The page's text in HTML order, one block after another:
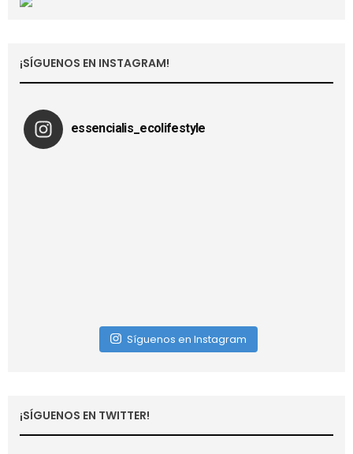
¡SÍGUENOS EN INSTAGRAM!
essencialis_ecolifestyle
Síguenos en Instagram
¡SÍGUENOS EN TWITTER!